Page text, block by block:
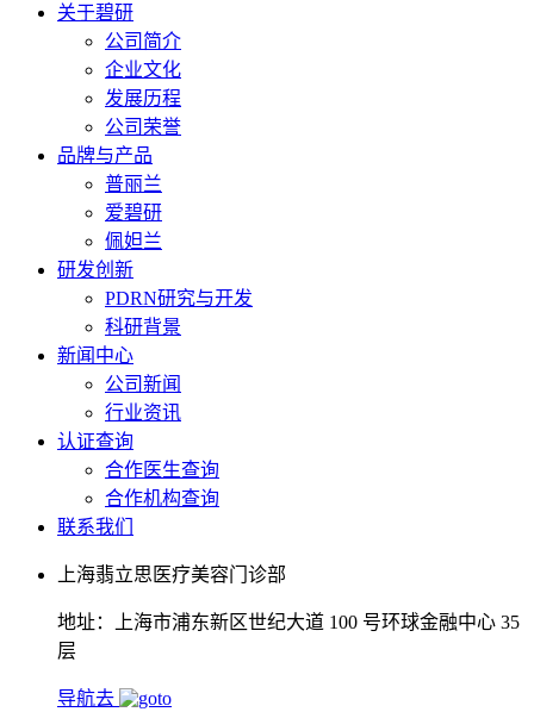
关于碧研
公司简介
企业文化
发展历程
公司荣誉
品牌与产品
普丽兰
爱碧研
佩妲兰
研发创新
PDRN研究与开发
科研背景
新闻中心
公司新闻
行业资讯
认证查询
合作医生查询
合作机构查询
联系我们
上海翡立思医疗美容门诊部
地址：上海市浦东新区世纪大道 100 号环球金融中心 35
层
导航去